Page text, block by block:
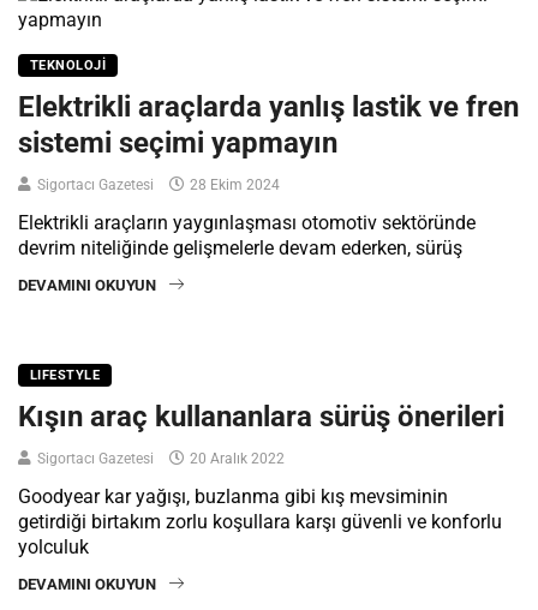
TEKNOLOJI
Elektrikli araçlarda yanlış lastik ve fren
sistemi seçimi yapmayın
Sigortacı Gazetesi 28 Ekim 2024
Elektrikli araçların yaygınlaşması otomotiv sektöründe
devrim niteliğinde gelişmelerle devam ederken, sürüş
DEVAMINI OKUYUN
LIFESTYLE
Kışın araç kullananlara sürüş önerileri
Sigortacı Gazetesi 20 Aralık 2022
Goodyear kar yağışı, buzlanma gibi kış mevsiminin
getirdiği birtakım zorlu koşullara karşı güvenli ve konforlu
yolculuk
DEVAMINI OKUYUN